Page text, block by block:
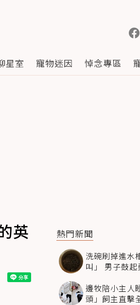
星室 寵物迷因 悼念專區
英 熱門新聞
洗碗刷掉進水
叫」 男子鼓
邊牧陪小主人
頭」飼主直擊